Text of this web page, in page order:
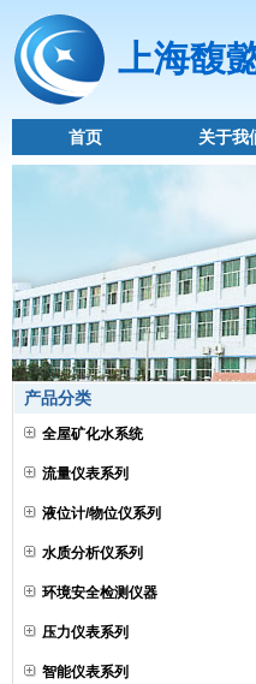
上海馥
首页 关于我
产品分类
全屋矿化水系统
流量仪表系列
液位计/物位仪系列
水质分析仪系列
环境安全检测仪器
压力仪表系列
智能仪表系列